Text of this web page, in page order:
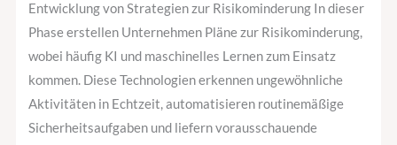
Entwicklung von Strategien zur Risikominderung In dieser
Phase erstellen Unternehmen Pläne zur Risikominderung,
wobei häufig KI und maschinelles Lernen zum Einsatz
kommen. Diese Technologien erkennen ungewöhnliche
Aktivitäten in Echtzeit, automatisieren routinemäßige
Sicherheitsaufgaben und liefern vorausschauende